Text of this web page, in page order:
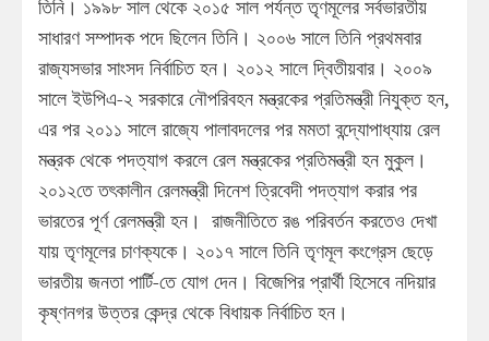
তিনি। ১৯৯৮ সাল থেকে ২০১৫ সাল পর্যন্ত তৃণমূলের সর্বভারতীয়
সাধারণ সম্পাদক পদে ছিলেন তিনি। ২০০৬ সালে তিনি প্রথমবার
রাজ্যসভার সাংসদ নির্বাচিত হন। ২০১২ সালে দ্বিতীয়বার। ২০০৯
সালে ইউপিএ-২ সরকারে নৌপরিবহন মন্ত্রকের প্রতিমন্ত্রী নিযুক্ত হন,
এর পর ২০১১ সালে রাজ্যে পালাবদলের পর মমতা বন্দ্যোপাধ্যায় রেল
মন্ত্রক থেকে পদত্যাগ করলে রেল মন্ত্রকের প্রতিমন্ত্রী হন মুকুল।
২০১২তে তৎকালীন রেলমন্ত্রী দিনেশ ত্রিবেদী পদত্যাগ করার পর
ভারতের পূর্ণ রেলমন্ত্রী হন। রাজনীতিতে রঙ পরিবর্তন করতেও দেখা
যায় তৃণমূলের চাণক্যকে। ২০১৭ সালে তিনি তৃণমূল কংগ্রেস ছেড়ে
ভারতীয় জনতা পার্টি-তে যোগ দেন। বিজেপির প্রার্থী হিসেবে নদিয়ার
কৃষ্ণনগর উত্তর কেন্দ্র থেকে বিধায়ক নির্বাচিত হন।